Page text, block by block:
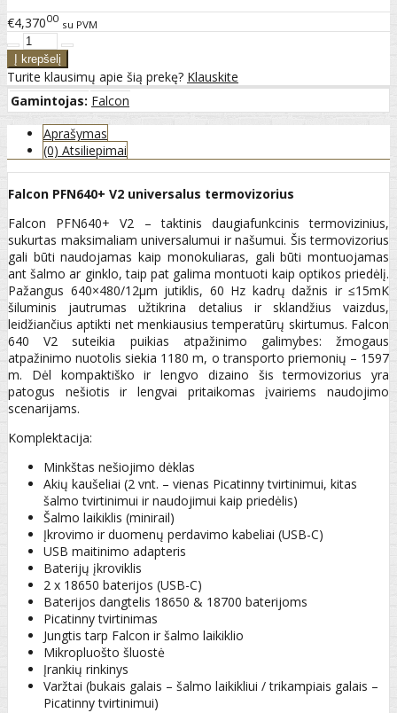
€4,37000 su PVM
Turite klausimų apie šią prekę? Klauskite
Gamintojas: Falcon
Aprašymas
(0) Atsiliepimai
Falcon PFN640+ V2 universalus termovizorius
Falcon PFN640+ V2 – taktinis daugiafunkcinis termovizinius,
sukurtas maksimaliam universalumui ir našumui. Šis termovizorius
gali būti naudojamas kaip monokuliaras, gali būti montuojamas
ant šalmo ar ginklo, taip pat galima montuoti kaip optikos priedėlį.
Pažangus 640×480/12μm jutiklis, 60 Hz kadrų dažnis ir ≤15mK
šiluminis jautrumas užtikrina detalius ir sklandžius vaizdus,
leidžiančius aptikti net menkiausius temperatūrų skirtumus. Falcon
640 V2 suteikia puikias atpažinimo galimybes: žmogaus
atpažinimo nuotolis siekia 1180 m, o transporto priemonių – 1597
m. Dėl kompaktiško ir lengvo dizaino šis termovizorius yra
patogus nešiotis ir lengvai pritaikomas įvairiems naudojimo
scenarijams.
Komplektacija:
Minkštas nešiojimo dėklas
Akių kaušeliai (2 vnt. – vienas Picatinny tvirtinimui, kitas
šalmo tvirtinimui ir naudojimui kaip priedėlis)
Šalmo laikiklis (minirail)
Įkrovimo ir duomenų perdavimo kabeliai (USB-C)
USB maitinimo adapteris
Baterijų įkroviklis
2 x 18650 baterijos (USB-C)
Baterijos dangtelis 18650 & 18700 baterijoms
Picatinny tvirtinimas
Jungtis tarp Falcon ir šalmo laikiklio
Mikropluošto šluostė
Įrankių rinkinys
Varžtai (bukais galais – šalmo laikikliui / trikampiais galais –
Picatinny tvirtinimui)